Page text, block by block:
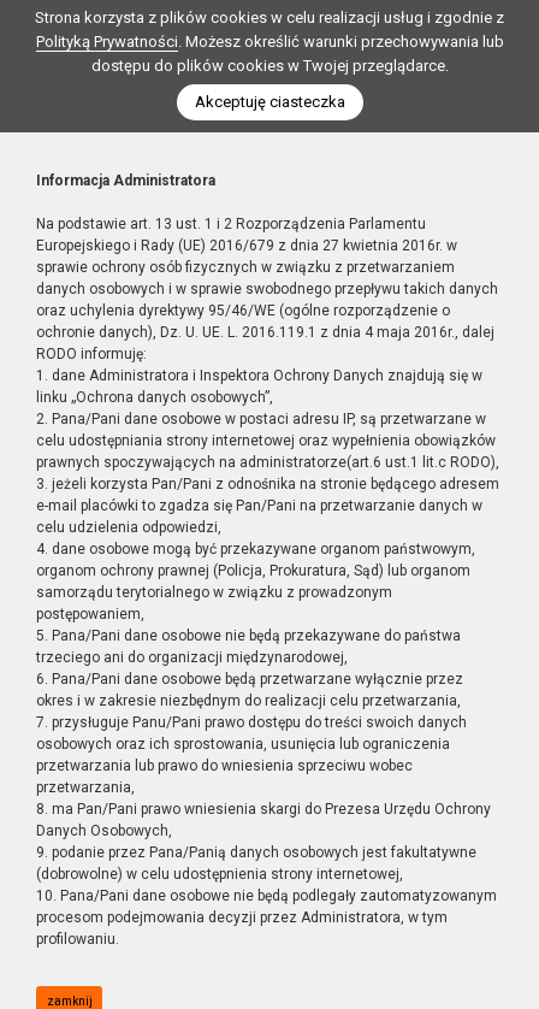
Strona korzysta z plików cookies w celu realizacji usług i zgodnie z
Polityką Prywatności. Możesz określić warunki przechowywania lub
dostępu do plików cookies w Twojej przeglądarce.
Akceptuję ciasteczka
Informacja Administratora
Na podstawie art. 13 ust. 1 i 2 Rozporządzenia Parlamentu
Europejskiego i Rady (UE) 2016/679 z dnia 27 kwietnia 2016r. w
sprawie ochrony osób fizycznych w związku z przetwarzaniem
danych osobowych i w sprawie swobodnego przepływu takich danych
oraz uchylenia dyrektywy 95/46/WE (ogólne rozporządzenie o
ochronie danych), Dz. U. UE. L. 2016.119.1 z dnia 4 maja 2016r., dalej
RODO informuję:
1. dane Administratora i Inspektora Ochrony Danych znajdują się w
linku „Ochrona danych osobowych”,
2. Pana/Pani dane osobowe w postaci adresu IP, są przetwarzane w
celu udostępniania strony internetowej oraz wypełnienia obowiązków
prawnych spoczywających na administratorze(art.6 ust.1 lit.c RODO),
3. jeżeli korzysta Pan/Pani z odnośnika na stronie będącego adresem
e-mail placówki to zgadza się Pan/Pani na przetwarzanie danych w
celu udzielenia odpowiedzi,
4. dane osobowe mogą być przekazywane organom państwowym,
organom ochrony prawnej (Policja, Prokuratura, Sąd) lub organom
samorządu terytorialnego w związku z prowadzonym
postępowaniem,
5. Pana/Pani dane osobowe nie będą przekazywane do państwa
trzeciego ani do organizacji międzynarodowej,
6. Pana/Pani dane osobowe będą przetwarzane wyłącznie przez
okres i w zakresie niezbędnym do realizacji celu przetwarzania,
7. przysługuje Panu/Pani prawo dostępu do treści swoich danych
osobowych oraz ich sprostowania, usunięcia lub ograniczenia
przetwarzania lub prawo do wniesienia sprzeciwu wobec
przetwarzania,
8. ma Pan/Pani prawo wniesienia skargi do Prezesa Urzędu Ochrony
Danych Osobowych,
9. podanie przez Pana/Panią danych osobowych jest fakultatywne
(dobrowolne) w celu udostępnienia strony internetowej,
10. Pana/Pani dane osobowe nie będą podlegały zautomatyzowanym
procesom podejmowania decyzji przez Administratora, w tym
profilowaniu.
zamknij